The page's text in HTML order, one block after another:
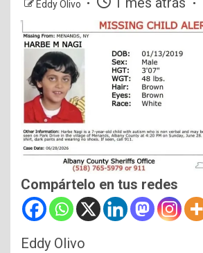
Eddy Olivo
Compártelo en tus redes
Eddy Olivo